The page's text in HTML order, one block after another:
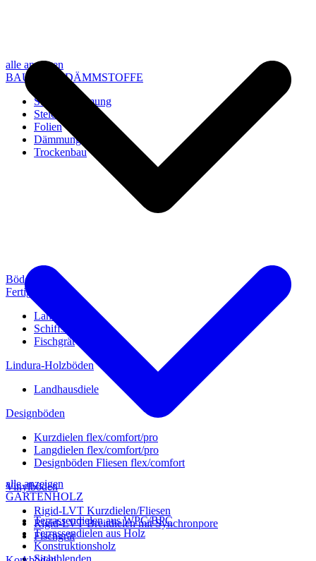
alle anzeigen
BAU- UND DÄMMSTOFFE
Steico Dämmung
Steico Zubehör
Folien
Dämmung
Trockenbau
alle anzeigen
GARTENHOLZ
Terrassendielen aus WPC/BPC
Terrassendielen aus Holz
Konstruktionsholz
Sichtblenden
Böden
Fertigparkett
Landhausdiele
Schiffsboden
Fischgrät
Lindura-Holzböden
Landhausdiele
Designböden
Kurzdielen flex/comfort/pro
Langdielen flex/comfort/pro
Designböden Fliesen flex/comfort
Vinylböden
Rigid-LVT Kurzdielen/Fliesen
Rigid-LVT Breitdielen mit Synchronpore
Fischgrät